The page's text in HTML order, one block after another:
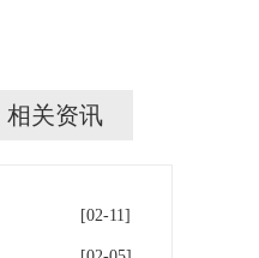
相关资讯
[02-11]